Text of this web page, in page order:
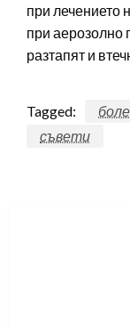
при лечението
при аерозолно
разтапят и
Tagged:
съвети